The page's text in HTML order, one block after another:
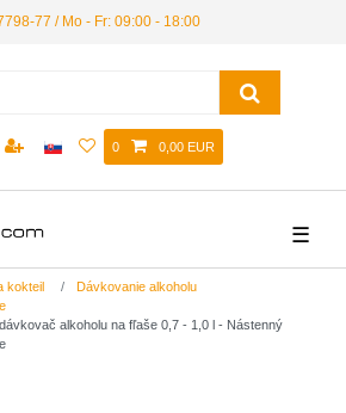
77 / Mo - Fr: 09:00 - 18:00
0 0,00 EUR
☰
kokteil
Dávkovanie alkoholu
alkoholu na fľaše 0,7 - 1,0 l - Nástenný